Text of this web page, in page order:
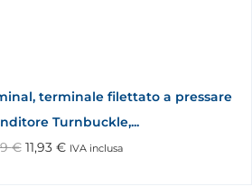
terminale filettato a pressare
Turnbuckle,...
€ 11,93 € IVA inclusa